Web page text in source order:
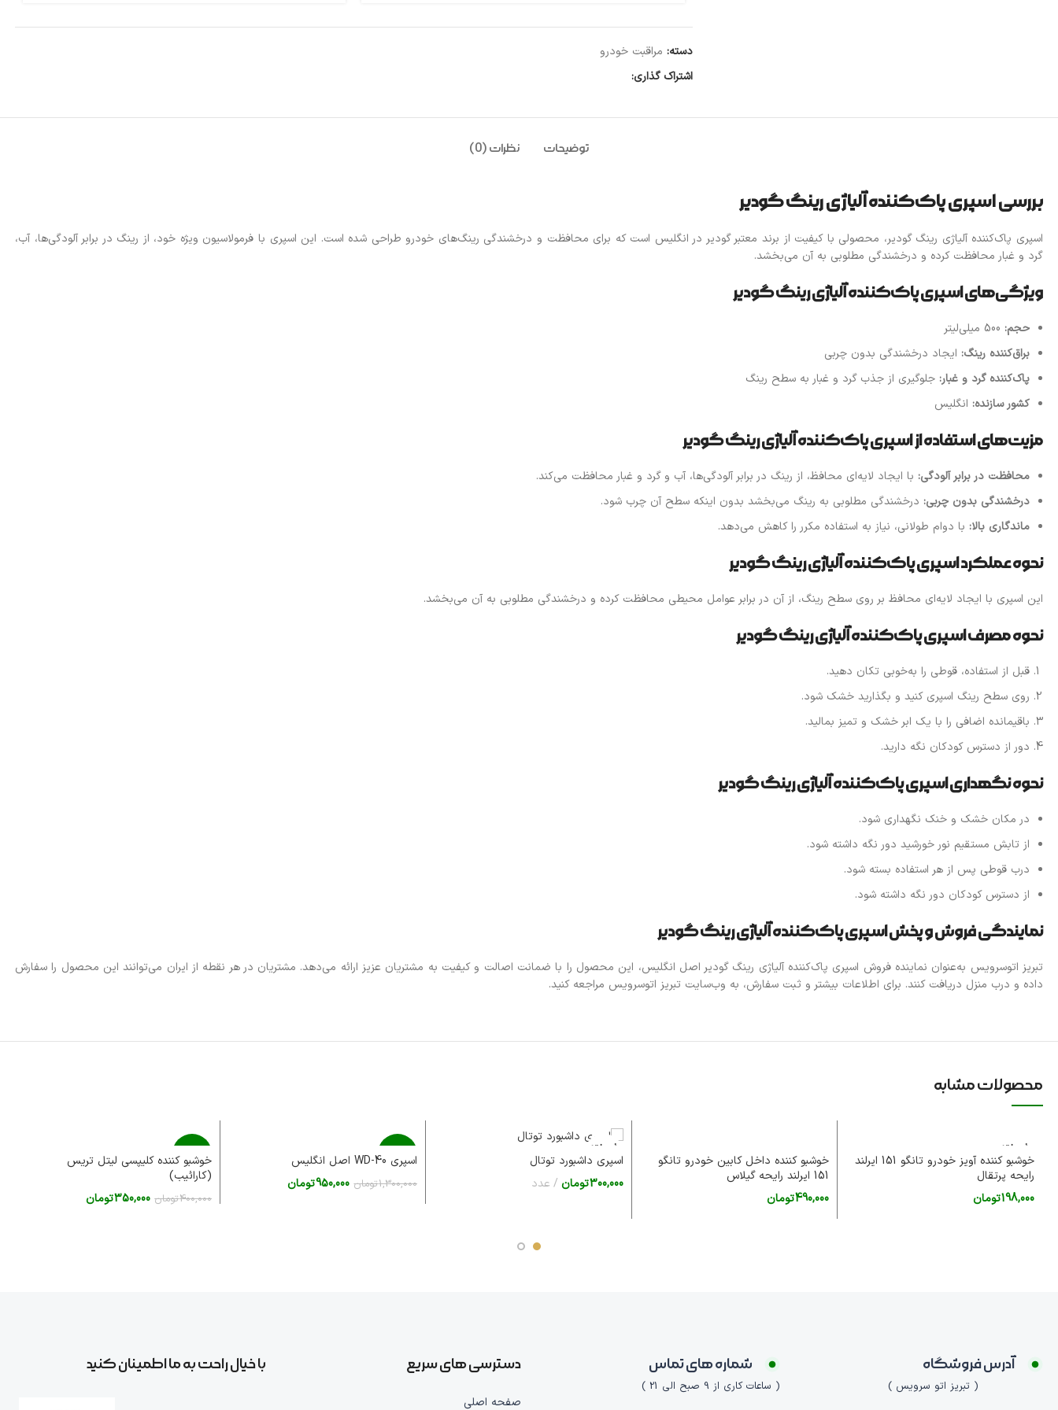
دسته: مراقبت خودرو
اشتراک گذاری:
توضیحات نظرات (0)
بررسی اسپری پاک‌کننده آلیاژی رینگ گودیر
اسپری پاک‌کننده آلیاژی رینگ گودیر، محصولی با کیفیت از برند معتبر گودیر در انگلیس است که برای محافظت و درخشندگی رینگ‌های خودرو طراحی شده است. این اسپری با فرمولاسیون ویژه خود، از رینگ در برابر آلودگی‌ها، آب،
گرد و غبار محافظت کرده و درخشندگی مطلوبی به آن می‌بخشد.
ویژگی‌های اسپری پاک‌کننده آلیاژی رینگ گودیر
حجم:
براق‌کننده رینگ: ایجاد درخشندگی بدون چربی
پاک‌کننده گرد و غبار: جلوگیری از جذب گرد و غبار به سطح رینگ
کشور سازنده: انگلیس
مزیت‌های استفاده از اسپری پاک‌کننده آلیاژی رینگ گودیر
محافظت در برابر آلودگی: با ایجاد لایه‌ای محافظ، از رینگ در برابر آلودگی‌ها، آب و گرد و غبار محافظت می‌کند.
درخشندگی بدون چربی: درخشندگی مطلوبی به رینگ می‌بخشد بدون اینکه سطح آن چرب شود.
ماندگاری بالا: با دوام طولانی، نیاز به استفاده مکرر را کاهش می‌دهد.
نحوه عملکرد اسپری پاک‌کننده آلیاژی رینگ گودیر
این اسپری با ایجاد لایه‌ای محافظ بر روی سطح رینگ، از آن در برابر عوامل محیطی محافظت کرده و درخشندگی مطلوبی به آن می‌بخشد.
نحوه مصرف اسپری پاک‌کننده آلیاژی رینگ گودیر
قبل از استفاده، قوطی را به‌خوبی تکان دهید.
روی سطح رینگ اسپری کنید و بگذارید خشک شود.
باقیمانده اضافی را با یک ابر خشک و تمیز بمالید.
دور از دسترس کودکان نگه دارید.
نحوه نگهداری اسپری پاک‌کننده آلیاژی رینگ گودیر
در مکان خشک و خنک نگهداری شود.
از تابش مستقیم نور خورشید دور نگه داشته شود.
درب قوطی پس از هر استفاده بسته شود.
از دسترس کودکان دور نگه داشته شود.
نمایندگی فروش و پخش اسپری پاک‌کننده آلیاژی رینگ گودیر
تبریز اتوسرویس به‌عنوان نماینده فروش اسپری پاک‌کننده آلیاژی رینگ گودیر اصل انگلیس، این محصول را با ضمانت اصالت و کیفیت به مشتریان عزیز ارائه می‌دهد. مشتریان در هر نقطه از ایران می‌توانند این محصول را سفارش
داده و درب منزل دریافت کنند. برای اطلاعات بیشتر و ثبت سفارش، به وب‌سایت تبریز اتوسرویس مراجعه کنید.
محصولات مشابه
فروخته
شده
خوشبو کننده آویز خودرو تانگو 151 ایرلند
رایحه پرتقال
198,000تومان
خوشبو کننده داخل کابین خودرو تانگو
151 ایرلند رایحه گیلاس
490,000تومان
فروخته
شده
اسپری داشبورد توتال
300,000تومان عدد
اسپری WD-40 اصل انگلیس
1,300,000تومان 950,000تومان
-13%
فروخته
شده
خوشبو کننده کلیپسی لیتل تریس
(کارائیب)
400,000تومان 350,000تومان
آدرس فروشگاه
( تبریز اتو سرویس )
شماره های تماس
( ساعات کاری از 9 صبح الی 21 )
دسترسی های سریع
صفحه اصلی
با خیال راحت به ما اطمینان کنید